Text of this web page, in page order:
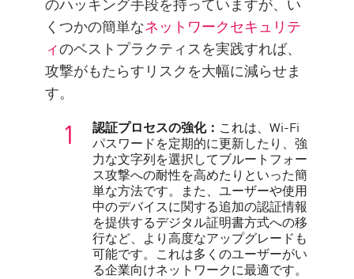
くつかの簡単なネットワークセキュリテ
ィのベストプラクティスを実践すれば、
攻撃がもたらすリスクを大幅に減らせま
す。
認証プロセスの強化： これは、Wi-Fi
パスワードを定期的に更新したり、強
力な文字列を選択してブルートフォー
ス攻撃への耐性を高めたりといった簡
単な方法です。また、ユーザーや使用
中のデバイスに関する追加の認証情報
を提供するデジタル証明書方式への移
行など、より高度なアップグレードも
可能です。これは多くのユーザーがい
る企業向けネットワークに最適です。